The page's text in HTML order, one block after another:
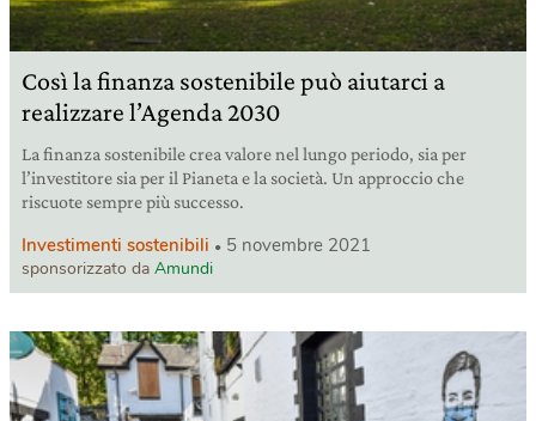
Così la finanza sostenibile può aiutarci a
realizzare l’Agenda 2030
La finanza sostenibile crea valore nel lungo periodo, sia per
l’investitore sia per il Pianeta e la società. Un approccio che
riscuote sempre più successo.
Investimenti sostenibili 5 novembre 2021
sponsorizzato da Amundi